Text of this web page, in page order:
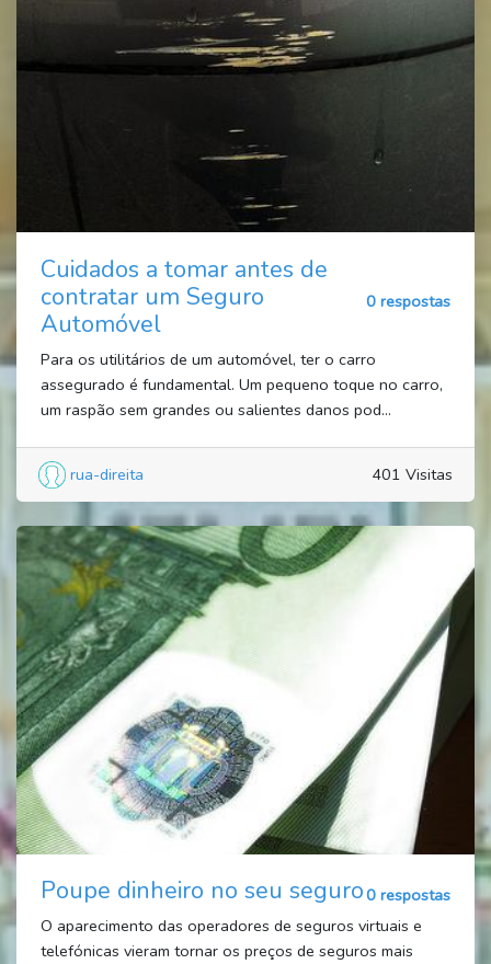
Cuidados a tomar antes de
contratar um Seguro
Automóvel
0 respostas
Para os utilitários de um automóvel, ter o carro
assegurado é fundamental. Um pequeno toque no carro,
um raspão sem grandes ou salientes danos pod...
rua-direita 401 Visitas
Poupe dinheiro no seu seguro0 respostas
O aparecimento das operadores de seguros virtuais e
telefónicas vieram tornar os preços de seguros mais